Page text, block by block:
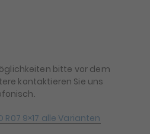
bitte vor dem
kontaktieren Sie uns
R07 9×17 alle Varianten